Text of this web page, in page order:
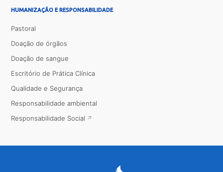
HUMANIZAÇÃO E RESPONSABILIDADE
Pastoral
Doação de órgãos
Doação de sangue
Escritório de Prática Clínica
Qualidade e Segurança
Responsabilidade ambiental
Responsabilidade Social